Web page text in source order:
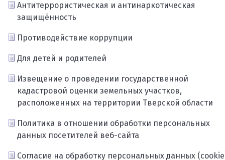
Антитеррористическая и антинаркотическая
защищённость
Противодействие коррупции
Для детей и родителей
Извещение о проведении государственной
кадастровой оценки земельных участков,
расположенных на территории Тверской области
Политика в отношении обработки персональных
данных посетителей веб-сайта
Согласие на обработку персональных данных